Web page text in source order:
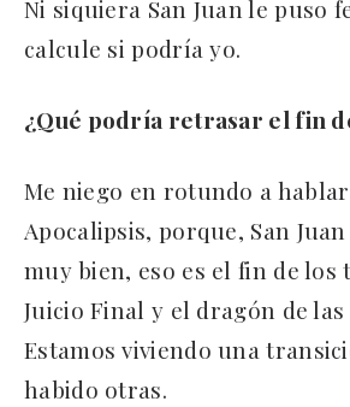
Ni siquiera San Juan le puso
calcule si podría yo.
¿Qué podría retrasar el fin
Me niego en rotundo a
Apocalipsis, porque, San
muy bien, eso es el fin de los
Juicio Final y el dragón de las
Estamos viviendo una
habido otras.